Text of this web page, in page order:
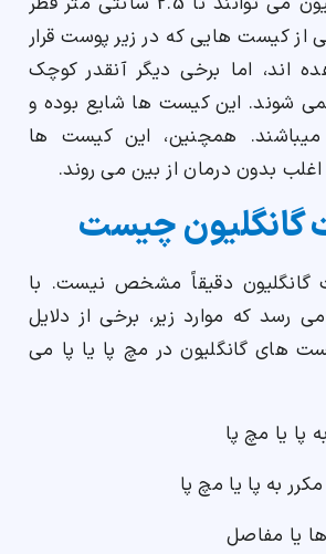
از کیست هایی که در زیر پوست قرار
اند، اما برخی دیگر آنقدر کوچک
شوند. این کیست ها شایع بوده و
همچنین، این کیست ها
بدون درمان از بین می روند.
چیست
گانگلیون دقیقاً مشخص نیست. با
رسد که موارد زیر، برخی از دلایل
های گانگلیون در مچ پا یا پا می
پا یا مچ پا
به پا یا مچ پا
یا مفاصل